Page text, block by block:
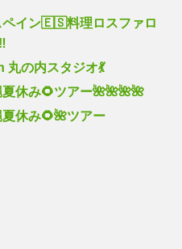
ペイン🇪🇸料理ロスファロ
の内スタジオ💃
休み🌻ツアー🌺🌺🌺🌺
休み🌻🌺ツアー